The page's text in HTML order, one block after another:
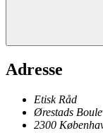
Adresse
Etisk Råd
Ørestads
2300